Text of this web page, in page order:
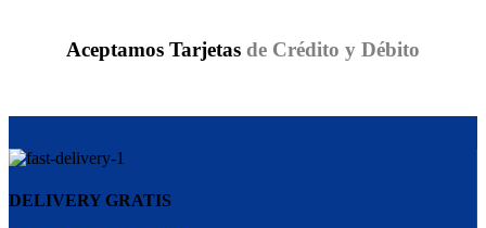
Aceptamos Tarjetas de Crédito y Débito
DELIVERY GRATIS